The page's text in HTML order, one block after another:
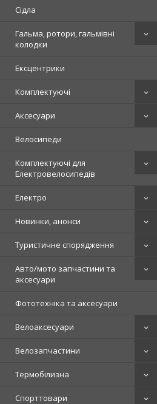
Сідла
Гальма, ротори, гальмівні
колодки
Ексцентрики
Комплектуючі
Аксесуари
Велосипеди
Комплектуючі для
Електровелосипедів
Електро
Новинки, анонси
Туристичне спорядження
Авто/мото запчастини та
аксесуари
Фототехніка та аксесуари
Велоаксесуари
Велозапчастини
Термобілизна
Спорттовари